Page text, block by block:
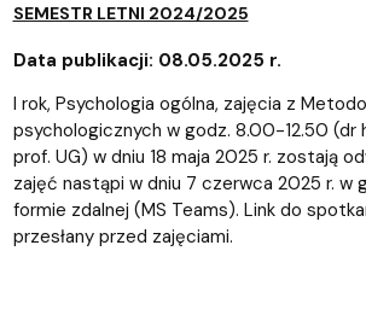
SEMESTR LETNI 2024/2025
Data publikacji: 08.05.2025 r.
I rok, Psychologia ogólna, zajęcia z
psychologicznych w godz. 8.00-12.50 (dr
prof. UG) w dniu 18 maja 2025 r. zostają
zajęć nastąpi w dniu 7 czerwca 2025 r. w
formie zdalnej (MS Teams). Link do
przesłany przed zajęciami.